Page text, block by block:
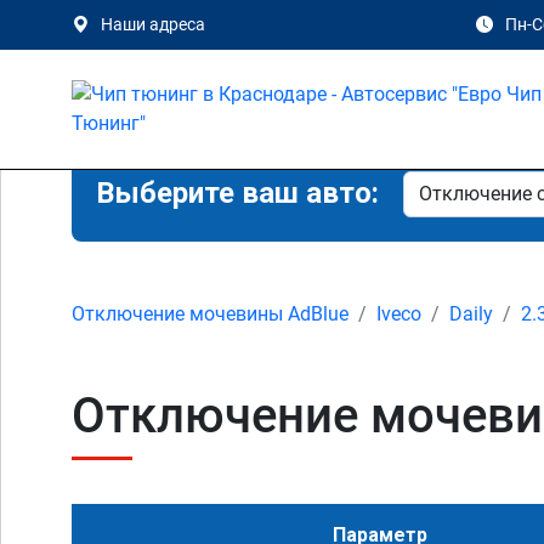
Наши адреса Пн-
Выберите ваш авто:
Отключение мочевины AdBlue Iveco Daily
Отключение
Параметр